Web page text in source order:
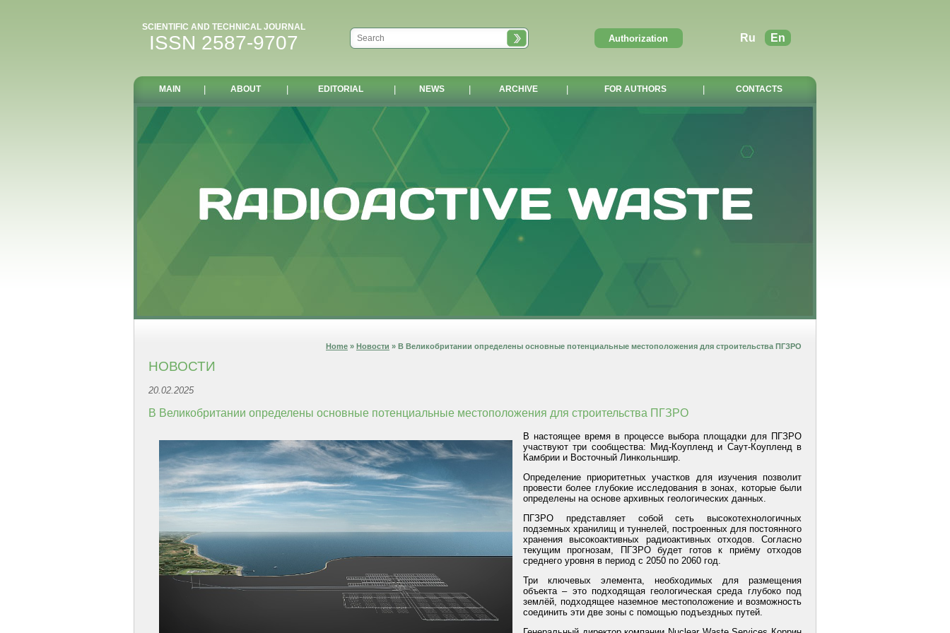
SCIENTIFIC AND TECHNICAL JOURNAL
ISSN 2587-9707 Ru En
MAIN ABOUT EDITORIAL NEWS ARCHIVE FOR AUTHORS CONTACTS
Home » Новости » В Великобритании определены основные потенциальные местоположения для строительства ПГЗРО
НОВОСТИ
20.02.2025
В Великобритании определены основные потенциальные местоположения для строительства ПГЗРО
В настоящее время в процессе выбора площадки для ПГЗРО
участвуют три сообщества: Мид-Коупленд и Саут-Коупленд в
Камбрии и Восточный Линкольншир.
Определение приоритетных участков для изучения позволит
провести более глубокие исследования в зонах, которые были
определены на основе архивных геологических данных.
ПГЗРО представляет собой сеть высокотехнологичных
подземных хранилищ и туннелей, построенных для постоянного
хранения высокоактивных радиоактивных отходов. Согласно
текущим прогнозам, ПГЗРО будет готов к приёму отходов
среднего уровня в период с 2050 по 2060 год.
Три ключевых элемента, необходимых для размещения
объекта – это подходящая геологическая среда глубоко под
землёй, подходящее наземное местоположение и возможность
соединить эти две зоны с помощью подъездных путей.